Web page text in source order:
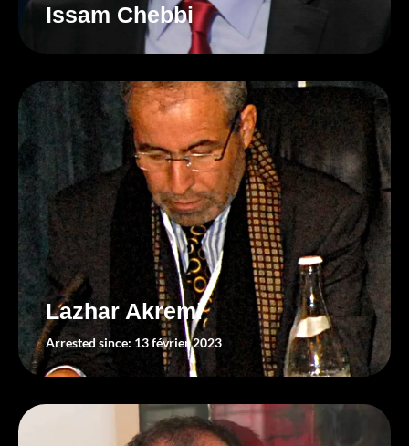
Issam Chebbi
Lazhar Akremi
Arrested since: 13 février 2023